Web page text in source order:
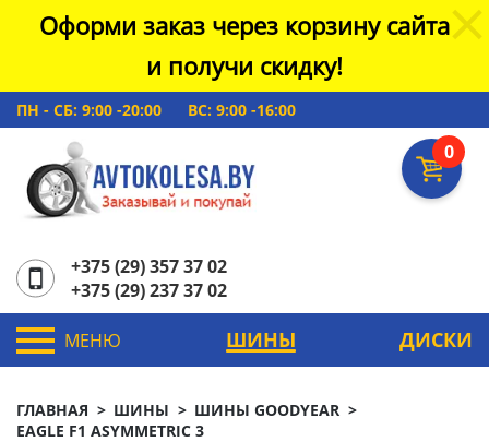
Оформи заказ через корзину сайта
и получи скидку!
ПН - СБ: 9:00 -20:00 ВС: 9:00 -16:00
0
+375 (29) 357 37 02
+375 (29) 237 37 02
МЕНЮ ШИНЫ ДИСКИ
ГЛАВНАЯ ШИНЫ
ШИНЫ GOODYEAR
EAGLE F1 ASYMMETRIC 3